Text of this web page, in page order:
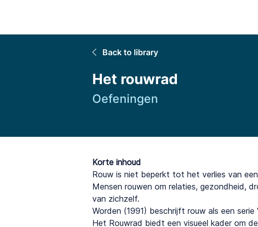
Back to library
Het rouwrad
Oefeningen
Korte inhoud
Rouw is niet beperkt tot het verlies van
Mensen rouwen om relaties, gezondheid,
van zichzelf.
Worden (1991) beschrijft rouw als een serie
Het Rouwrad biedt een visueel kader om